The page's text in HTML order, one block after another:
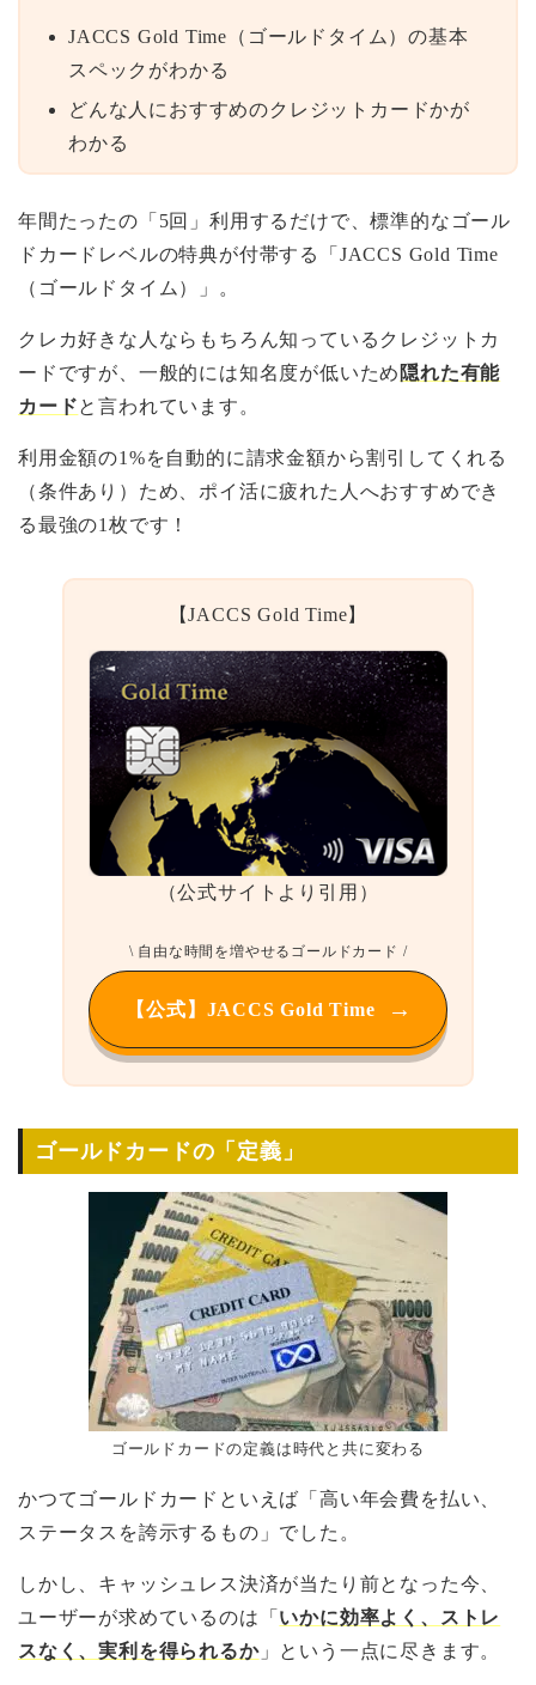
JACCS Gold Time（ゴールドタイム）の基本
スペックがわかる
どんな人におすすめのクレジットカードかが
わかる
年間たったの「5回」利用するだけで、標準的なゴール
ドカードレベルの特典が付帯する「JACCS Gold Time
（ゴールドタイム）」。
クレカ好きな人ならもちろん知っているクレジットカ
ードですが、一般的には知名度が低いため 隠れた有能
カードと言われています。
利用金額の1%を自動的に請求金額から割引してくれる
（条件あり）ため、ポイ活に疲れた人へおすすめでき
る最強の1枚です！
【JACCS Gold Time】
（公式サイトより引用）
\ 自由な時間を増やせるゴールドカード /
【公式】JACCS Gold Time
ゴールドカードの「定義」
ゴールドカードの定義は時代と共に変わる
かつてゴールドカードといえば「高い年会費を払い、
ステータスを誇示するもの」でした。
しかし、キャッシュレス決済が当たり前となった今、
ユーザーが求めているのは「 いかに効率よく、ストレ
スなく、実利を得られるか」という一点に尽きます。